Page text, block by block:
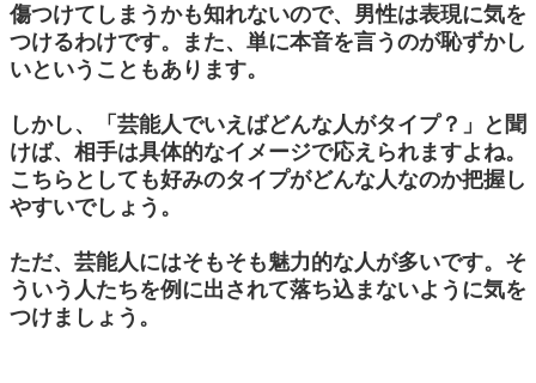
傷つけてしまうかも知れないので、男性は表現に気を
つけるわけです。また、単に本音を言うのが恥ずかし
いということもあります。
しかし、「芸能人でいえばどんな人がタイプ？」と聞
けば、相手は具体的なイメージで応えられますよね。
こちらとしても好みのタイプがどんな人なのか把握し
やすいでしょう。
ただ、芸能人にはそもそも魅力的な人が多いです。そ
ういう人たちを例に出されて落ち込まないように気を
つけましょう。